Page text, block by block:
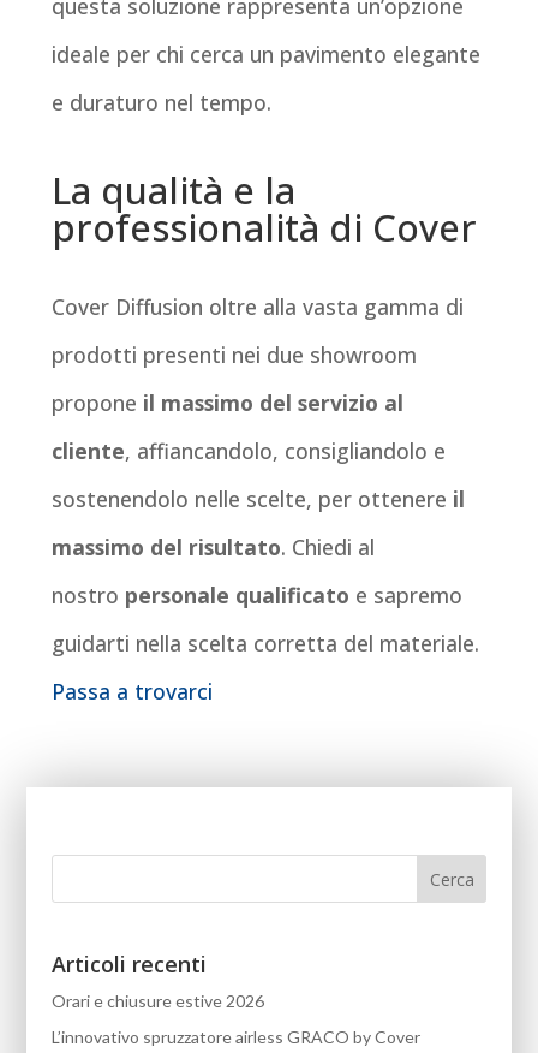
questa soluzione rappresenta un’opzione
ideale per chi cerca un pavimento elegante
e duraturo nel tempo.
La qualità e la
professionalità di Cover
Cover Diffusion oltre alla vasta gamma di
prodotti presenti nei due showroom
propone il massimo del servizio al
cliente, affiancandolo, consigliandolo e
sostenendolo nelle scelte, per ottenere il
massimo del risultato. Chiedi al
nostro personale qualificato e sapremo
guidarti nella scelta corretta del materiale.
Passa a trovarci
Articoli recenti
Orari e chiusure estive 2026
L’innovativo spruzzatore airless GRACO by Cover